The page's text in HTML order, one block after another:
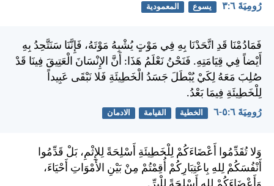
رُومِيَةَ ٦:‏٣ يسوع المعمودية
فَمَادُمْنَا قَدِ اتَّحَدْنَا بِهِ فِي مَوْتٍ يُشْبِهُ مَوْتَهُ، فَإِنَّنَا سَنَتَّحِدُ بِهِ
أَيْضاً فِي قِيَامَتِهِ. فَنَحْنُ نَعْلَمُ هَذَا: أَنَّ الإِنْسَانَ الْعَتِيقَ فِينَا قَدْ
صُلِبَ مَعَهُ لِكَيْ يُبْطَلَ جَسَدُ الْخَطِيئَةِ فَلا نَبْقَى عَبِيداً
لِلْخَطِيئَةِ فِيمَا بَعْدُ.
رُومِيَةَ ٦:‏٥-‏٦ الخطية القيامة الادمان
وَلا تُقَدِّمُوا أَعْضَاءَكُمْ لِلْخَطِيئَةِ أَسْلِحَةً لِلإِثْمِ، بَلْ قَدِّمُوا
أَنْفُسَكُمْ لِلهِ بِاعْتِبَارِكُمْ أُقِمْتُمْ مِنْ بَيْنِ الأَمْوَاتِ أَحْيَاءَ،